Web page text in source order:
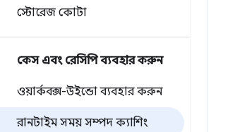
স্টোরেজ কোটা
কেস এবং রেসিপি ব্যবহার করুন
ওয়ার্কবক্স-উইন্ডো ব্যবহার করুন
রানটাইম সময় সম্পদ ক্যাশিং